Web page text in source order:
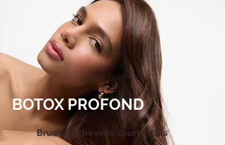
BOTOX PROFOND
Brushing cheveux court inclus